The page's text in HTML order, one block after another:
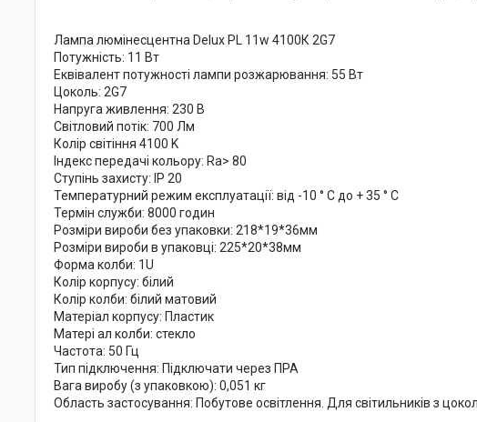
Лампа люмінесцентна Delux PL 11w 4100К 2G7
Потужність: 11 Вт
Еквівалент потужності лампи розжарювання: 55 Вт
Цоколь: 2G7
Напруга живлення: 230 В
Світловий потік: 700 Лм
Колір світіння 4100 K
Індекс передачі кольору: Ra> 80
Ступінь захисту: IP 20
Температурний режим експлуатації: від -10 ° С до + 35 ° С
Термін служби: 8000 годин
Розміри вироби без упаковки: 218*19*36мм
Розміри вироби в упаковці: 225*20*38мм
Форма колби: 1U
Колір корпусу: білий
Колір колби: білий матовий
Матеріал корпусу: Пластик
Матері ал колби: стекло
Частота: 50 Гц
Тип підключення: Підключати через ПРА
Вага виробу (з упаковкою): 0,051 кг
Область застосування: Побутове освітлення. Для світильників з